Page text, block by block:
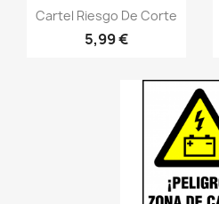
visibilityVistazo rápido
Cartel Riesgo De Corte
5,99 €